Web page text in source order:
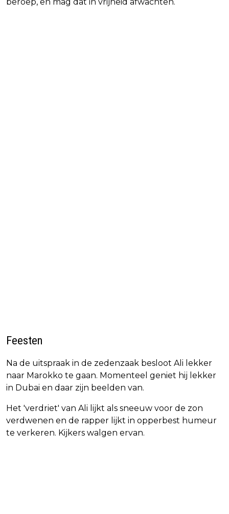
Feesten
Na de uitspraak in de zedenzaak besloot Ali lekker
naar Marokko te gaan. Momenteel geniet hij lekker
in Dubai en daar zijn beelden van.
Het 'verdriet' van Ali lijkt als sneeuw voor de zon
verdwenen en de rapper lijkt in opperbest humeur
te verkeren. Kijkers walgen ervan.